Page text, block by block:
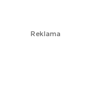
Reklama